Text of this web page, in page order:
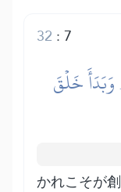
7
:
32
خَلۡقَ
かれこそが